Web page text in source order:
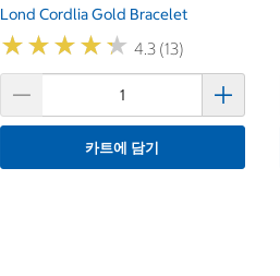
Lond Cordlia Gold Bracelet
★★★★★
★★★★★ 4.3 (13)
카트에 담기